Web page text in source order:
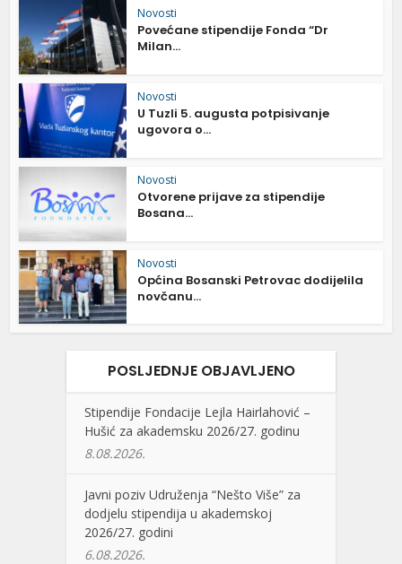
Novosti
Povećane stipendije Fonda “Dr
Milan...
Novosti
U Tuzli 5. augusta potpisivanje
ugovora o...
Novosti
Otvorene prijave za stipendije
Bosana...
Novosti
Općina Bosanski Petrovac dodijelila
novčanu...
POSLJEDNJE OBJAVLJENO
Stipendije Fondacije Lejla Hairlahović –
Hušić za akademsku 2026/27. godinu
8.08.2026.
Javni poziv Udruženja “Nešto Više” za
dodjelu stipendija u akademskoj
2026/27. godini
6.08.2026.